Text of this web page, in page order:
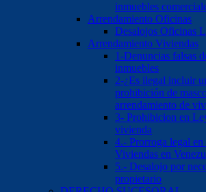
inmuebles
Arrendamiento Oficinas
Desalojos Oficinas
Arrendamiento Viviendas
1-Denuncias falsas
inmuebles
2-¿Es ilegal incluir
prohibición de
arrendamiento de
3- Prohibicion en
vivienda
4.- Prorroga legal en
Viviendas en
5.- Desalojo por
propietario